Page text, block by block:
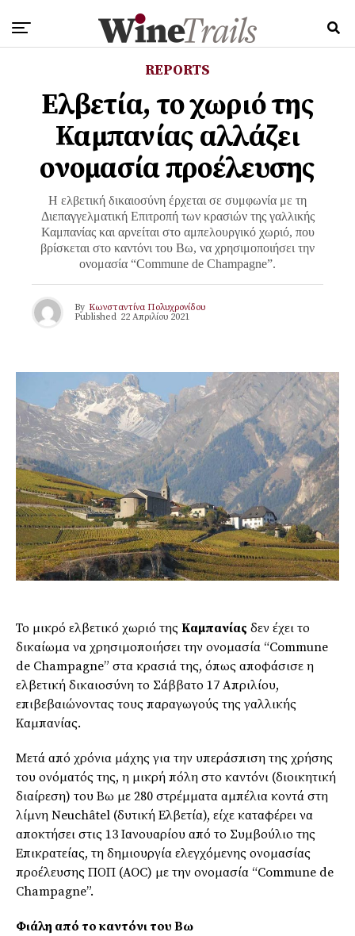
REPORTS
Eλβετία, το χωριό της
Καμπανίας αλλάζει
ονομασία προέλευσης
Η ελβετική δικαιοσύνη έρχεται σε συμφωνία με τη
Διεπαγγελματική Επιτροπή των κρασιών της γαλλικής
Καμπανίας και αρνείται στο αμπελουργικό χωριό, που
βρίσκεται στο καντόνι του Βω, να χρησιμοποιήσει την
ονομασία “Commune de Champagne”.
By Κωνσταντίνα Πολυχρονίδου
Published 22 Απριλίου 2021
Το μικρό ελβετικό χωριό της Καμπανίας δεν έχει το
δικαίωμα να χρησιμοποιήσει την ονομασία “Commune
de Champagne” στα κρασιά της, όπως αποφάσισε η
ελβετική δικαιοσύνη το Σάββατο 17 Απριλίου,
επιβεβαιώνοντας τους παραγωγούς της γαλλικής
Καμπανίας.
Μετά από χρόνια μάχης για την υπεράσπιση της χρήσης
του ονόματός της, η μικρή πόλη στο καντόνι (διοικητική
διαίρεση) του Βω με 280 στρέμματα αμπέλια κοντά στη
λίμνη Neuchâtel (δυτική Ελβετία), είχε καταφέρει να
αποκτήσει στις 13 Ιανουαρίου από το Συμβούλιο της
Επικρατείας, τη δημιουργία ελεγχόμενης ονομασίας
προέλευσης ΠΟΠ (AOC) με την ονομασία “Commune de
Champagne”.
Φιάλη από το καντόνι του Βω